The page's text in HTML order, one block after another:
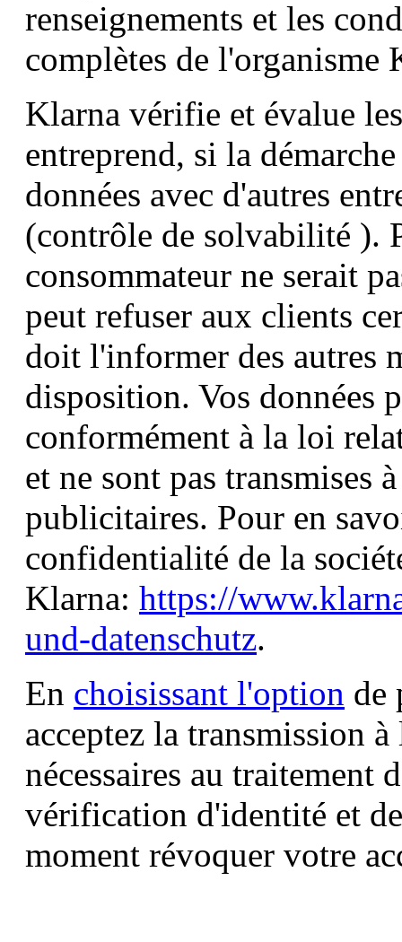
renseignements et les
complètes de
Klarna vérifie et évalue
entreprend, si la
données avec d'autres
(contrôle de solvabilité ).
consommateur ne serait
peut refuser aux clients
doit l'informer des autres
disposition. Vos données
conformément à la loi
et ne sont pas transmises
publicitaires. Pour en
confidentialité de la
Klarna: https://
und-datenschutz.
En choisissant l'option de
acceptez la transmission
nécessaires au traitement
vérification d'identité et
moment révoquer votre